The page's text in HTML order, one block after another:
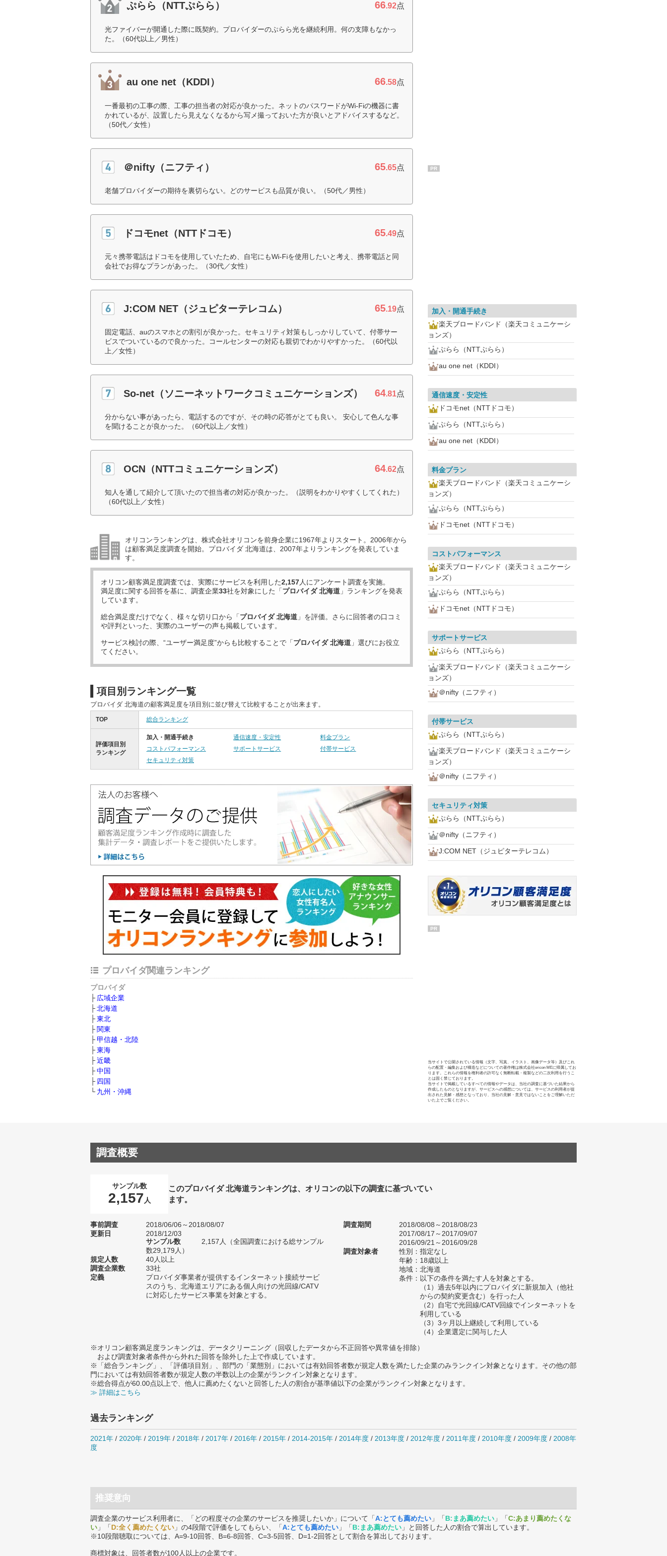
ぷらら（NTTぷらら） 66.92点
光ファイバーが開通した際に既契約。プロバイダーのぷらら光を継続利用。何の支障もなかっ
た。（60代以上／男性）
au one net（KDDI） 66.58点
一番最初の工事の際、工事の担当者の対応が良かった。ネットのパスワードがWi-Fiの機器に書
かれているが、設置したら見えなくなるから写メ撮っておいた方が良いとアドバイスするなど。
（50代／女性）
＠nifty（ニフティ） 65.65点
老舗プロバイダーの期待を裏切らない。どのサービスも品質が良い。（50代／男性）
ドコモnet（NTTドコモ） 65.49点
元々携帯電話はドコモを使用していたため、自宅にもWi-Fiを使用したいと考え、携帯電話と同
会社でお得なプランがあった。（30代／女性）
J:COM NET（ジュピターテレコム） 65.19点
固定電話、auのスマホとの割引が良かった。セキュリティ対策もしっかりしていて、付帯サー
ビスでついているので良かった。コールセンターの対応も親切でわかりやすかった。（60代以
上／女性）
So-net（ソニーネットワークコミュニケーションズ） 64.81点
分からない事があったら、電話するのですが、その時の応答がとても良い。 安心して色んな事
を聞けることが良かった。（60代以上／女性）
OCN（NTTコミュニケーションズ） 64.62点
知人を通して紹介して頂いたので担当者の対応が良かった。（説明をわかりやすくしてくれた）
（60代以上／女性）
オリコンランキングは、株式会社オリコンを前身企業に1967年よりスタート。2006年から
は顧客満足度調査を開始。プロバイダ 北海道は、2007年よりランキングを発表していま
す。
オリコン顧客満足度調査では、実際にサービスを利用した2,157人にアンケート調査を実施。
満足度に関する回答を基に、調査企業33社を対象にした「プロバイダ 北海道 」ランキングを発表
しています。
総合満足度だけでなく、様々な切り口から「プロバイダ 北海道 」を評価。さらに回答者の口コミ
や評判といった、実際のユーザーの声も掲載しています。
サービス検討の際、“ユーザー満足度”からも比較することで「プロバイダ 北海道 」選びにお役立
てください。
項目別ランキング一覧
プロバイダ 北海道の顧客満足度を項目別に並び替えて比較することが出来ます。
TOP 総合ランキング
評価項目別
ランキング
加入・開通手続き 通信速度・安定性
料金プラン
コストパフォーマンス
サポートサービス
付帯サービス
セキュリティ対策
プロバイダ関連ランキング
プロバイダ
広域企業
北海道
東北
関東
甲信越・北陸
東海
近畿
中国
四国
九州・沖縄
PR
加入・開通手続き
楽天ブロードバンド（楽天コミュニケーシ
ョンズ）
ぷらら（NTTぷらら）
au one net（KDDI）
通信速度・安定性
ドコモnet（NTTドコモ）
ぷらら（NTTぷらら）
au one net（KDDI）
料金プラン
楽天ブロードバンド（楽天コミュニケーシ
ョンズ）
ぷらら（NTTぷらら）
ドコモnet（NTTドコモ）
コストパフォーマンス
楽天ブロードバンド（楽天コミュニケーシ
ョンズ）
ぷらら（NTTぷらら）
ドコモnet（NTTドコモ）
サポートサービス
ぷらら（NTTぷらら）
楽天ブロードバンド（楽天コミュニケーシ
ョンズ）
＠nifty（ニフティ）
付帯サービス
ぷらら（NTTぷらら）
楽天ブロードバンド（楽天コミュニケーシ
ョンズ）
＠nifty（ニフティ）
セキュリティ対策
ぷらら（NTTぷらら）
＠nifty（ニフティ）
J:COM NET（ジュピターテレコム）
PR
当サイトで公開されている情報（文字、写真、イラスト、画像データ等）及びこれ
らの配置・編集および構造などについての著作権は株式会社oricon MEに帰属してお
ります。これらの情報を権利者の許可なく無断転載・複製などの二次利用を行うこ
とは固く禁じております。
当サイトで掲載しているすべての情報やデータは、当社の調査に基づいた結果から
作成したものとなりますが、サービスへの感想については、サービスの利用者が提
出された見解・感想となっており、当社の見解・意見ではないことをご理解いただ
いた上でご覧ください。
調査概要
サンプル数
2,157 人
このプロバイダ 北海道ランキングは、オリコンの以下の調査に基づいてい
ます。
事前調査
2018/06/06～2018/08/07
更新日
2018/12/03
サンプル数
2,157人（全国調査における総サンプル
数29,179人）
規定人数
40人以上
調査企業数
33社
定義
プロバイダ事業者が提供するインターネット接続サービ
スのうち、北海道エリアにある個人向けの光回線/CATV
に対応したサービス事業を対象とする。
調査期間
2018/08/08～2018/08/23
2017/08/17～2017/09/07
2016/09/21～2016/09/28
調査対象者
性別：指定なし
年齢：18歳以上
地域：北海道
条件：以下の条件を満たす人を対象とする。
（1）過去5年以内にプロバイダに新規加入（他社
からの契約変更含む）を行った人
（2）自宅で光回線/CATV回線でインターネットを
利用している
（3）3ヶ月以上継続して利用している
（4）企業選定に関与した人
※オリコン顧客満足度ランキングは、データクリーニング（回収したデータから不正回答や異常値を排除）
および調査対象者条件から外れた回答を除外した上で作成しています。
※「総合ランキング」、「評価項目別」、部門の「業態別」においては有効回答者数が規定人数を満たした企業のみランクイン対象となります。その他の部
門においては有効回答者数が規定人数の半数以上の企業がランクイン対象となります。
※総合得点が60.00点以上で、他人に薦めたくないと回答した人の割合が基準値以下の企業がランクイン対象となります。
≫ 詳細はこちら
過去ランキング
2021年 / 2020年 / 2019年 / 2018年 / 2017年 / 2016年 / 2015年 / 2014-2015年 / 2014年度 / 2013年度 / 2012年度 / 2011年度 / 2010年度 / 2009年度 / 2008年
度
推奨意向
調査企業のサービス利用者に、「どの程度その企業のサービスを推奨したいか」について「A:とても薦めたい 」「B:まあ薦めたい 」「C:あまり薦めたくな
い 」「D:全く薦めたくない 」の4段階で評価をしてもらい、「A:とても薦めたい 」「B:まあ薦めたい 」と回答した人の割合で算出しています。
※10段階聴取については、A=9-10回答、B=6-8回答、C=3-5回答、D=1-2回答として割合を算出しております。
商標対象は、回答者数が100人以上の企業です。